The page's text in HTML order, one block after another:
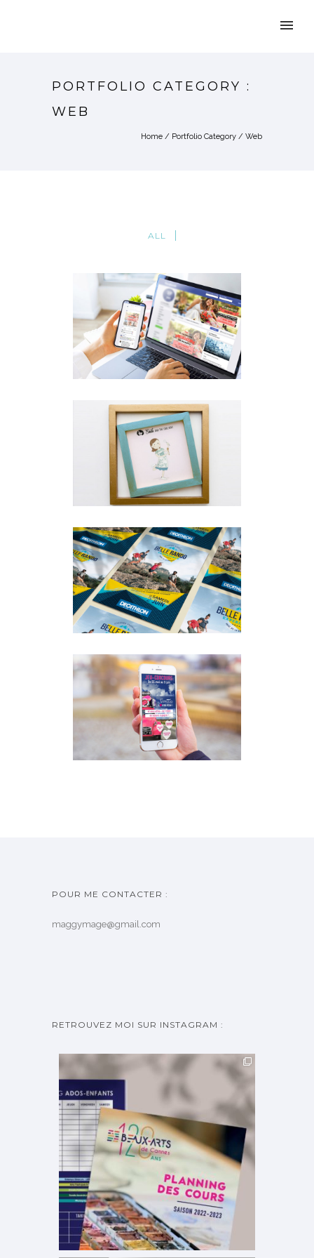
PORTFOLIO CATEGORY :
WEB
Home / Portfolio Category / Web
ALL
RÉSEAUX SOCIAUX
Web
ILLUSTRATION ET AVATARS
Illustration·Print Web
COMMUNICATION PRINT
ET WEB
Print·Web
RÉSEAUX SOCIAUX ET
CATALOGUE
Print·Web
POUR ME CONTACTER :
maggymage@gmail.com
RETROUVEZ MOI SUR INSTAGRAM :